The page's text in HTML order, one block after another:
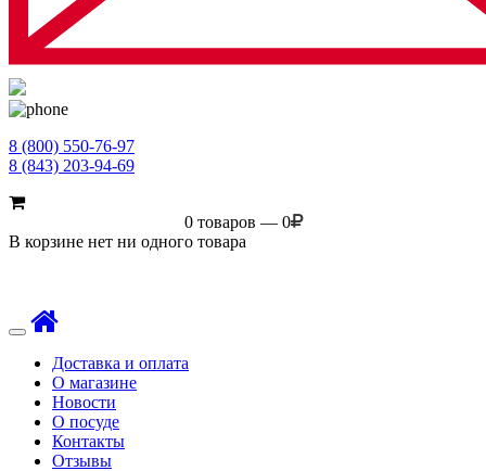
8 (800) 550-76-97
8 (843) 203-94-69
0 товаров — 0
В корзине нет ни одного товара
Toggle
navigationДоставка и оплата
О магазине
Новости
О посуде
Контакты
Отзывы